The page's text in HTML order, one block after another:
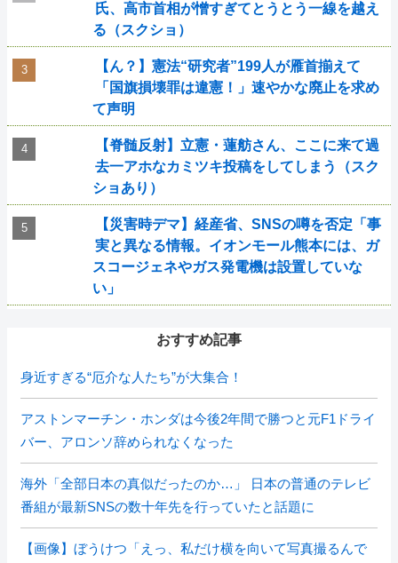
氏、高市首相が憎すぎてとうとう一線を越え
る（スクショ）
【ん？】憲法“研究者”199人が雁首揃えて
「国旗損壊罪は違憲！」速やかな廃止を求め
て声明
【脊髄反射】立憲・蓮舫さん、ここに来て過
去一アホなカミツキ投稿をしてしまう（スク
ショあり）
【災害時デマ】経産省、SNSの噂を否定「事
実と異なる情報。イオンモール熊本には、ガ
スコージェネやガス発電機は設置していな
い」
おすすめ記事
身近すぎる“厄介な人たち”が大集合！
アストンマーチン・ホンダは今後2年間で勝つと元F1ドライ
バー、アロンソ辞められなくなった
海外「全部日本の真似だったのか…」 日本の普通のテレビ
番組が最新SNSの数十年先を行っていたと話題に
【画像】ぼうけつ「えっ、私だけ横を向いて写真撮るんで